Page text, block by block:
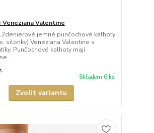
Veneziana Valentine
jemné punčochové kalhoty
silonky) Veneziana Valentine s
Punčochové kalhoty mají
Skladem 6 ks
Zvolit variantu